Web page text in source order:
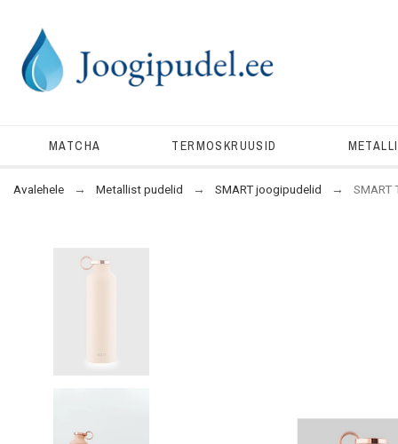
MATCHA TERMOSKRUUSID
Avalehele Metallist pudelid SMART joogipudelid SMART